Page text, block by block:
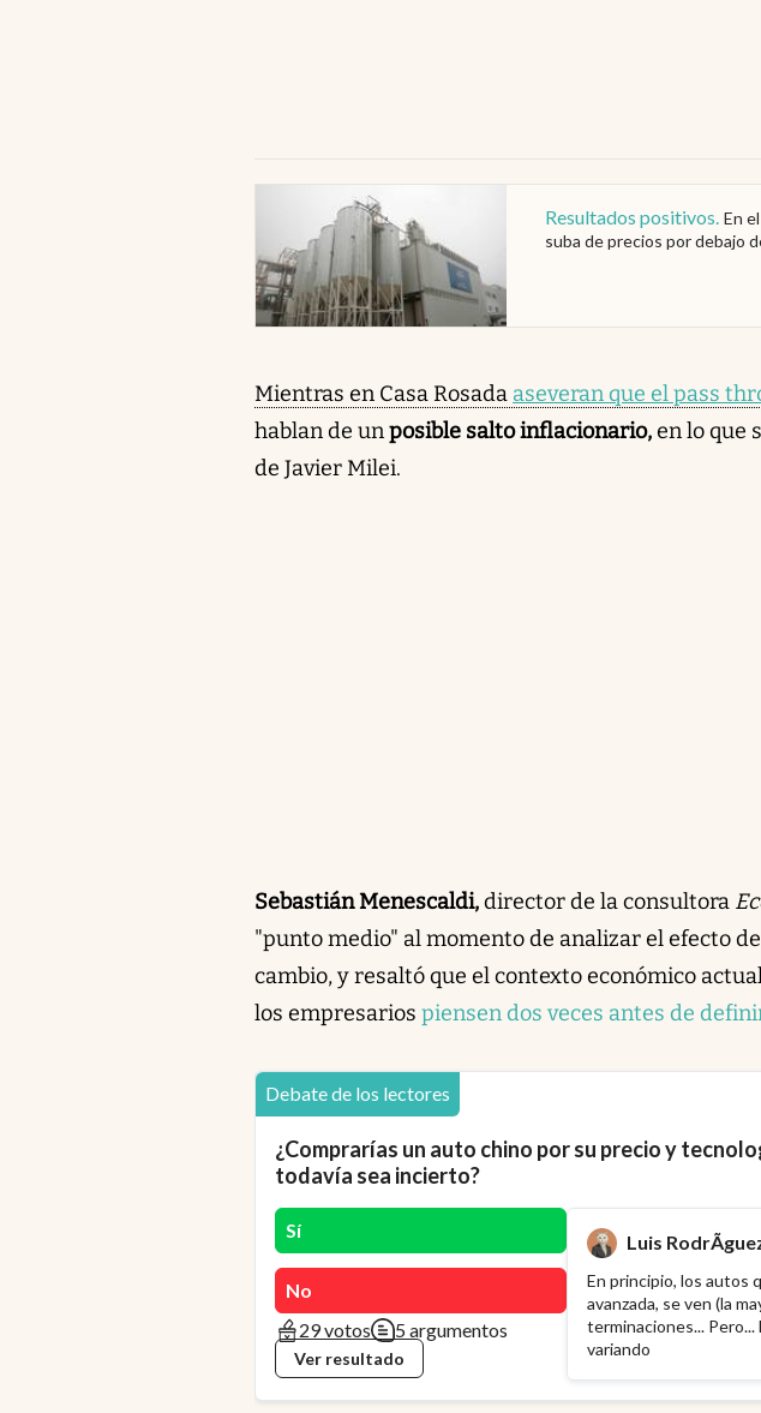
Resultados positivos. En
suba de precios por debajo
abre en nueva pestaña
Mientras en Casa Rosada aseveran que el pass
hablan de unposible salto inflacionario,en lo que
de Javier Milei.
Sebastián Menescaldi,director de la consultora
"punto medio" al momento de analizar el efecto
cambio, y resaltó que el contexto económico
los empresarios piensen dos veces antes de
Debate de los lectores
¿Comprarías un auto chino por su precio y
todavía sea incierto?
Sí
No
29 votos
5 argumentos
Ver resultado
Luis
En principio, los autos
avanzada, se ven (la
terminaciones...
variando